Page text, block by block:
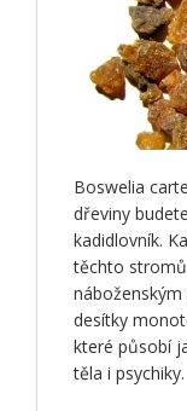
Boswelia
dřeviny
kadidlovník.
těchto
desítky
které působí
těla i psychiky.